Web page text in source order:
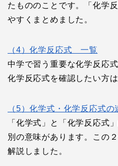
たもののことです。「化学
やすくまとめました。
（4）化学反応式 一覧
中学で習う重要な化学反応
化学反応式を確認したい方
（5）化学式・化学反応式の
「化学式」と「化学反応式
別の意味があります。この
解説しました。